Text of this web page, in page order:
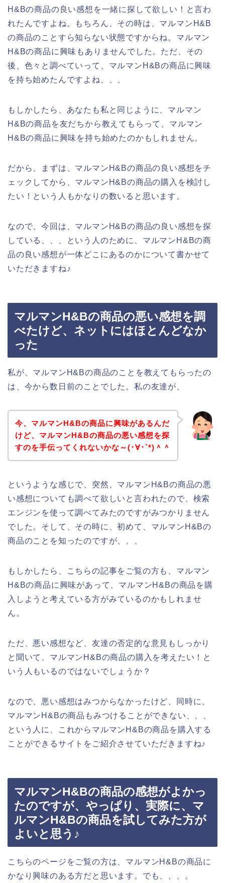
H&Bの商品の良い感想を一緒に探して欲しい！と言わ
れたんですよね。もちろん、その時は、マルマンH&B
の商品のことすら知らない状態ですからね。マルマン
H&Bの商品に興味もありませんでした。ただ、その
後、色々と調べていって、マルマンH&Bの商品に興味
を持ち始めたんですよね、、、
もしかしたら、あなたも私と同じように、マルマン
H&Bの商品を友だちから教えてもらって、マルマン
H&Bの商品に興味を持ち始めたのかもしれません。
だから、まずは、マルマンH&Bの商品の良い感想をチ
ェックしてから、マルマンH&Bの商品の購入を検討し
たい！という人もかなりの数いると思います。
なので、今回は、マルマンH&Bの商品の良い感想を探
している、、、という人のために、マルマンH&Bの商
品の良い感想が一体どこにあるのかについて書かせて
いただきますね♪
マルマンH&Bの商品の悪い感想を調
べたけど、ネットにはほとんどなか
った
私が、マルマンH&Bの商品のことを教えてもらったの
は、今から数日前のことでした。私の友達が、
今、マルマンH&Bの商品に興味があるんだ
けど、マルマンH&Bの商品の悪い感想を探
すのを手伝ってくれないかな～(･∀･`*)＾＾
というような感じで、突然、マルマンH&Bの商品の悪
い感想についても調べて欲しいと言われたので、検索
エンジンを使って調べてみたのですがみつかりません
でした。そして、その時に、初めて、マルマンH&Bの
商品のことを知ったのですが、、、
もしかしたら、こちらの記事をご覧の方も、マルマン
H&Bの商品に興味があって、マルマンH&Bの商品を購
入しようと考えている方がみているのかもしれませ
ん。
ただ、悪い感想など、友達の否定的な意見もしっかり
と聞いて、マルマンH&Bの商品の購入を考えたい！と
いう人もいるのではないでしょうか？
なので、悪い感想はみつからなかったけど、同時に、
マルマンH&Bの商品もみつけることができない、、、
という人に、これからマルマンH&Bの商品を購入する
ことができるサイトをご紹介させていただきますね♪
マルマンH&Bの商品の感想がよかっ
たのですが、やっぱり、実際に、マ
ルマンH&Bの商品を試してみた方が
よいと思う♪
こちらのページをご覧の方は、マルマンH&Bの商品に
かなり興味のある方だと思います。でも、、、。